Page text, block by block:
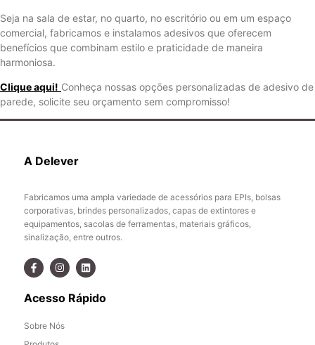
Seja na sala de estar, no quarto, no escritório ou em um espaço
comercial, fabricamos e instalamos adesivos que oferecem
benefícios que combinam estilo e praticidade de maneira
harmoniosa.
Clique aqui! Conheça nossas opções personalizadas de adesivo de
parede, solicite seu orçamento sem compromisso!
A Delever
Fabricamos uma ampla variedade de acessórios para EPIs, bolsas
corporativas, brindes personalizados, capas de extintores e
equipamentos, sacolas de ferramentas, materiais gráficos,
sinalização, entre outros.
Acesso Rápido
Sobre Nós